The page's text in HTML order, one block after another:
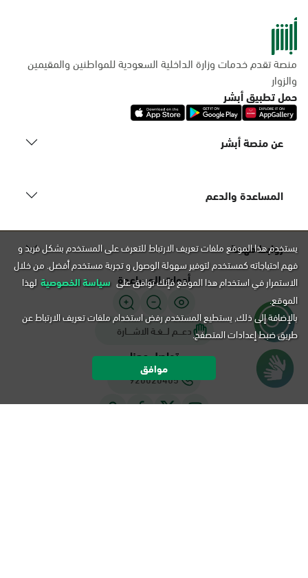
منصة تقدم خدمات وزارة الداخلية السعودية للمواطنين والمقيمين
والزوار
حمل تطبيق أبشر
عن منصة أبشر
المساعدة والدعم
روابط مهمة
أدوات المساعدة
دعـــم لـــغـة الاشــــارة
تواصل معنا
920020405
يستخدم هذا الموقع ملفات تعريف الارتباط للتعرف على المستخدم بشكل فريد و
فهم احتياجاته كمستخدم لتوفير سهولة الوصول و تجربة مستخدم أفضل. من خلال
الاستمرار في استخدام هذا الموقع فإنك توافق على سياسة الخصوصية لهذا
الموقع.
بالإضافة إلى ذلك, يستطيع المستخدم رفض استخدام ملفات تعريف الارتباط عن
طريق ضبط إعدادات المتصفح.
موافق